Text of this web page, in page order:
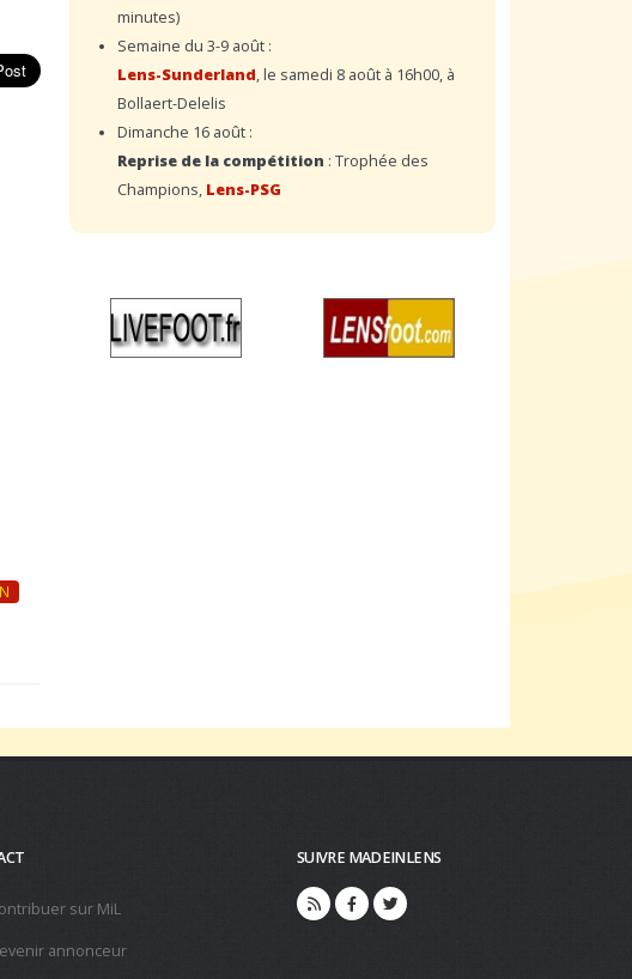
minutes)
Semaine du 3-9 août :
Lens-Sunderland, le samedi 8 août à 16h00, à
Bollaert-Delelis
Dimanche 16 août :
Reprise de la compétition : Trophée des
Champions, Lens-PSG
sur MiL
annonceur
SUIVRE MADEINLENS